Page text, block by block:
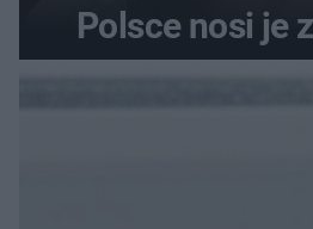
Polsce nosi je